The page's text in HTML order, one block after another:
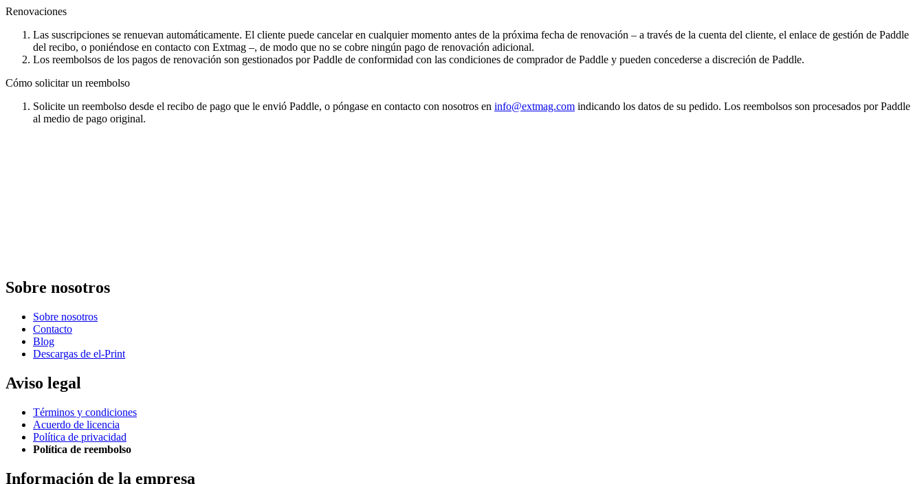
Renovaciones
Las suscripciones se renuevan automáticamente. El cliente puede cancelar en cualquier momento antes de la próxima fecha de renovación – a través de la cuenta del cliente, el enlace de gestión de Paddle
del recibo, o poniéndose en contacto con Extmag –, de modo que no se cobre ningún pago de renovación adicional.
Los reembolsos de los pagos de renovación son gestionados por Paddle de conformidad con las condiciones de comprador de Paddle y pueden concederse a discreción de Paddle.
Cómo solicitar un reembolso
Solicite un reembolso desde el recibo de pago que le envió Paddle, o póngase en contacto con nosotros en info@extmag.com indicando los datos de su pedido. Los reembolsos son procesados por Paddle
al medio de pago original.
Sobre nosotros
Sobre nosotros
Contacto
Blog
Descargas de el-Print
Aviso legal
Términos y condiciones
Acuerdo de licencia
Política de privacidad
Política de reembolso
Información de la empresa